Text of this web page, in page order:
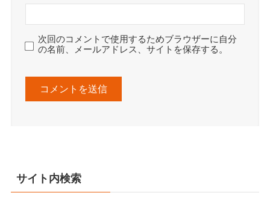
次回のコメントで使用するためブラウザーに自分
の名前、メールアドレス、サイトを保存する。
サイト内検索